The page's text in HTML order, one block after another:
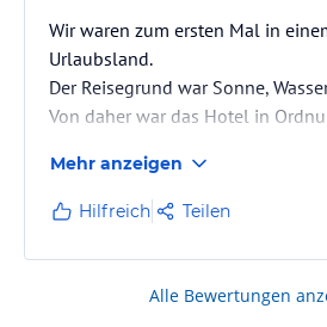
Wir waren zum ersten Mal in
Urlaubsland.
Der Reisegrund war Sonne,
Von daher war das Hotel in
Mehr anzeigen
Hilfreich Teilen
Alle Bewertungen